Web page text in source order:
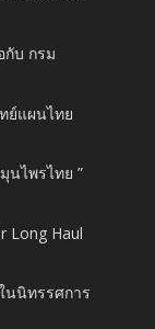
กับ กรม
ย์แผนไทย
นไพรไทย ”
Long Haul
นนิทรรศการ